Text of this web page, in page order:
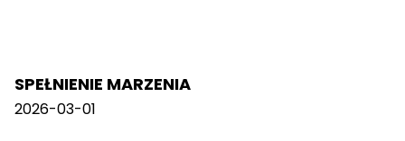
SPEŁNIENIE MARZENIA
2026-03-01